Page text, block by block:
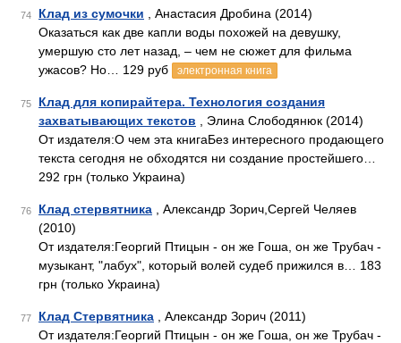
74 Клад из сумочки , Анастасия Дробина (2014)
Оказаться как две капли воды похожей на девушку,
умершую сто лет назад, – чем не сюжет для фильма
ужасов? Но… 129 руб
электронная книга
75
Клад для копирайтера. Технология создания
захватывающих текстов , Элина Слободянюк (2014)
От издателя:О чем эта книгаБез интересного продающего
текста сегодня не обходятся ни создание простейшего…
292 грн (только Украина)
76 Клад стервятника , Александр Зорич,Сергей Челяев
(2010)
От издателя:Георгий Птицын - он же Гоша, он же Трубач -
музыкант, "лабух", который волей судеб прижился в… 183
грн (только Украина)
77 Клад Стервятника , Александр Зорич (2011)
От издателя:Георгий Птицын - он же Гоша, он же Трубач -